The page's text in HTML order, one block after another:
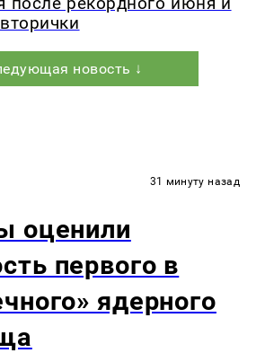
новость ↓
31 минуту назад
оценили
первого в
ядерного